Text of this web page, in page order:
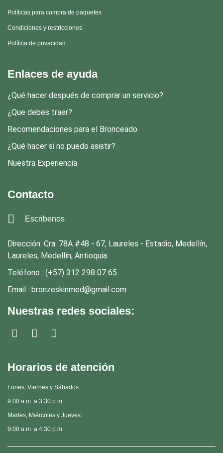
Políticas para compra de paquetes
Condiciones y restricciones
Política de privacidad
Enlaces de ayuda
¿Qué hacer después de comprar un servicio?
¿Que debes traer?
Recomendaciones para el Bronceado
¿Qué hacer si no puedo asistir?
Nuestra Experiencia
Contacto
Escribenos
Dirección: Cra. 78A #48 - 67, Laureles - Estadio, Medellín,
Laureles, Medellín, Antioquia
Teléfono : (+57) 312 298 07 65
Email : bronzeskinmed@gmail.com
Nuestras redes sociales:
Horarios de atención
Lunes, Viernes y Sábados:
9:00 a.m. a 3:30 p.m.
Martes, Miércoles y Jueves:
9:00 a.m. a 4:30 p.m